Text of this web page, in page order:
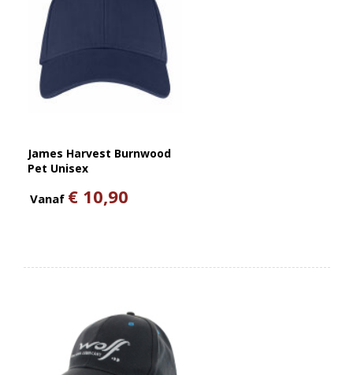
James Harvest Burnwood
Pet Unisex
Vanaf € 10,90